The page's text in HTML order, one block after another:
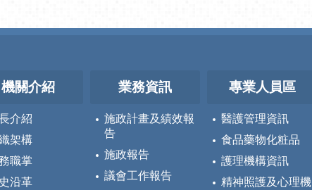
機關介紹
介紹
架構
職掌
沿革
業務資訊
施政計畫及績效報
告
施政報告
議會工作報告
專業人員區
醫護管理資訊
食品藥物化粧品
護理機構資訊
精神照護及心理機